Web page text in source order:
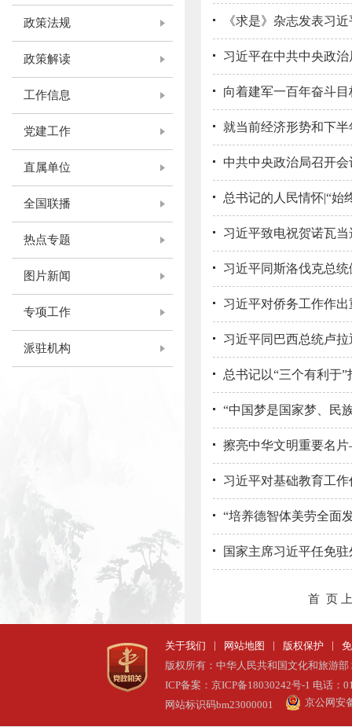
政策法规
政策解读
工作信息
党建工作
直属单位
全国联播
热点专题
图片新闻
专项工作
派驻机构
《求是》杂志发表习
习近平在中共中央政
向着建军一百年奋斗
就当前经济形势和下
中共中央政治局召开
总书记的人民情怀|“始
习近平致电祝贺诺瓦
习近平同斯洛伐克总
习近平对侨务工作作
习近平同巴西总统卢拉
总书记以“三个有利于
“中国梦是国家梦、民
擦亮中华文明重要名
习近平对基础教育工
“培养德智体美劳全面
国家主席习近平任免
首 页